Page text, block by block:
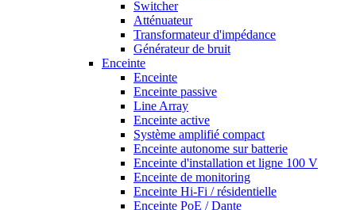
Switcher
Atténuateur
Transformateur d'impédance
Générateur de bruit
Enceinte
Enceinte
Enceinte passive
Line Array
Enceinte active
Système amplifié compact
Enceinte autonome sur batterie
Enceinte d'installation et ligne 100 V
Enceinte de monitoring
Enceinte Hi-Fi / résidentielle
Enceinte PoE / Dante